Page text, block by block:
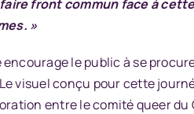
front commun face à
»
encourage le public à se
visuel conçu pour cette
entre le comité queer du